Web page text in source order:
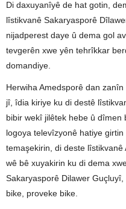
Di daxuyanîyê de hat gotin,
lîstikvanê Sakaryasporê
nijadperest daye û dema gol
tevgerên xwe yên tehrîkkar
domandiye.
Herwiha Amedsporê dan
jî, îdia kiriye ku di destê
bibir wekî jilêtek hebe û dîmen
logoya televîzyonê hatiye
temaşekirin, di deste
wê bê xuyakirin ku di dema
Sakaryasporê Dilawer
bike, proveke bike.